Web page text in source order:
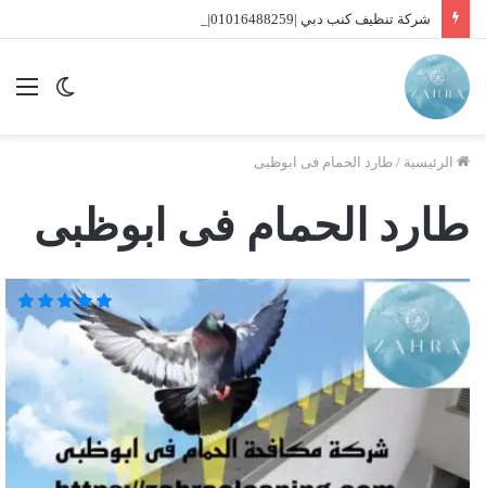
شركة تنظيف كنب دبي |01016488259| للايجار
الوضع
الرئيسية / طارد الحمام فى ابوظبى
طارد الحمام فى ابوظبى